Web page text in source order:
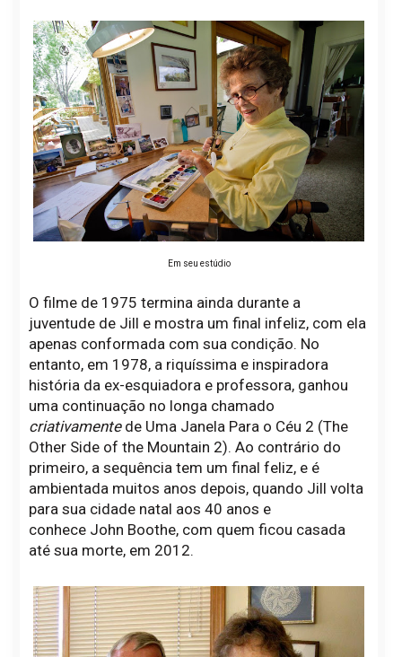
Em seu estúdio
O filme de 1975 termina ainda durante a
juventude de Jill e mostra um final infeliz, com ela
apenas conformada com sua condição. No
entanto, em 1978, a riquíssima e inspiradora
história da ex-esquiadora e professora, ganhou
uma continuação no longa chamado
criativamente de Uma Janela Para o Céu 2 (The
Other Side of the Mountain 2). Ao contrário do
primeiro, a sequência tem um final feliz, e é
ambientada muitos anos depois, quando Jill volta
para sua cidade natal aos 40 anos e
conhece John Boothe, com quem ficou casada
até sua morte, em 2012.